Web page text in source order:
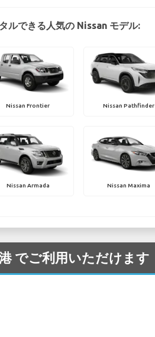
ルできる人気の Nissan モデル:
Nissan Frontier Nissan Pathfinder
Nissan Armada Nissan Maxima
でご利用いただけます